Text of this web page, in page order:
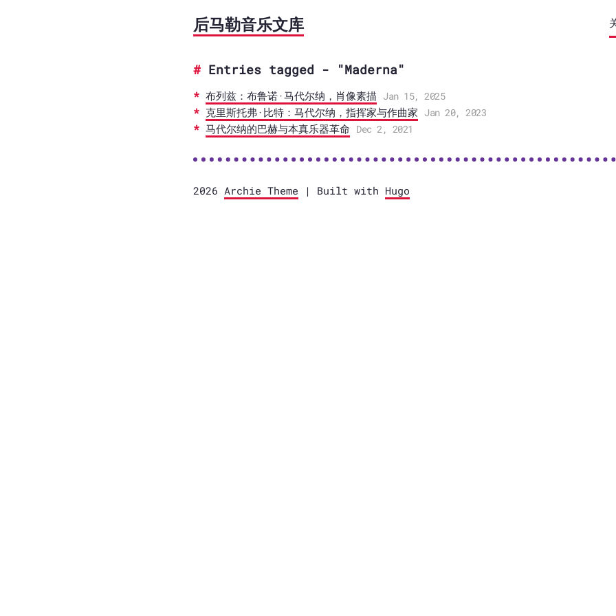
后马勒音乐文库
Entries tagged - "Maderna"
布列兹：布鲁诺·马代尔纳，肖像素描 Jan 15, 2025
克里斯托弗·比特：马代尔纳，指挥家与作曲家 Jan 20, 2023
马代尔纳的巴赫与本真乐器革命 Dec 2, 2021
2026 Archie Theme | Built with Hugo